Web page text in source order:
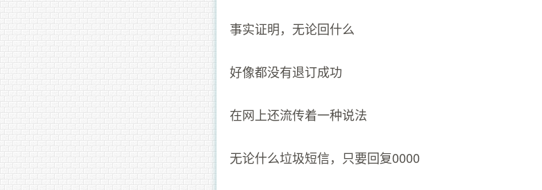
事实证明，无论回什么
好像都没有退订成功
在网上还流传着一种说法
无论什么垃圾短信，只要回复0000